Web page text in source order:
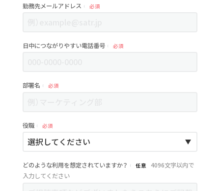
勤務先メールアドレス 必須
日中につながりやすい電話番号 必須
部署名 必須
役職 必須
どのような利用を想定されていますか？ 任意
4096文字以内で
入力してください